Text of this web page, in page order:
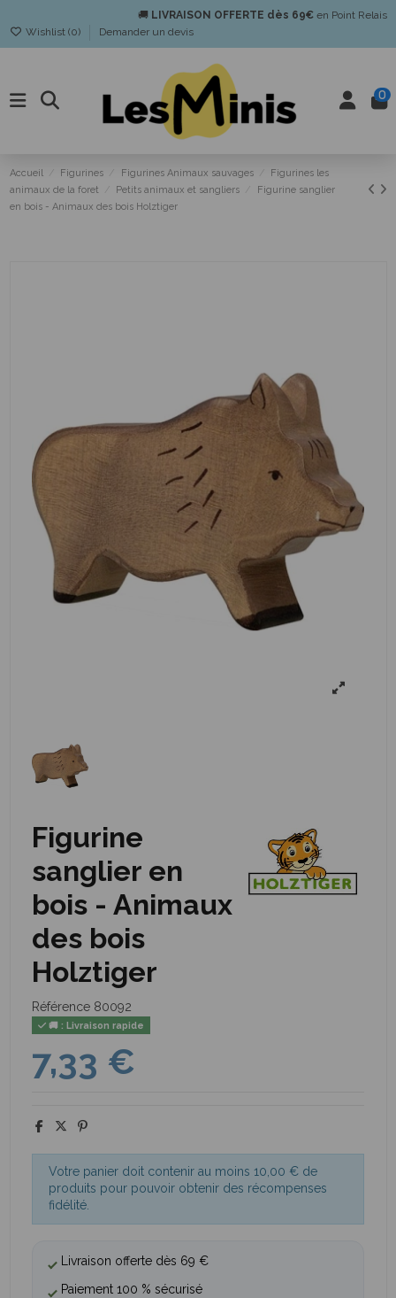
🚚 LIVRAISON OFFERTE dès 69€en Point Relais
Wishlist (0) Demander un devis
0
Accueil Figurines Figurines Animaux sauvages
Figurines les
animaux de la foret
Petits animaux et sangliers
Figurine sanglier
en bois - Animaux des bois Holztiger
Figurine
sanglier en
bois - Animaux
des bois
Holztiger
Référence 80092
🚚 : Livraison rapide
7,33 €
Votre panier doit contenir au moins 10,00 € de
produits pour pouvoir obtenir des récompenses
fidélité.
Livraison offerte dès 69 €
Paiement 100 % sécurisé